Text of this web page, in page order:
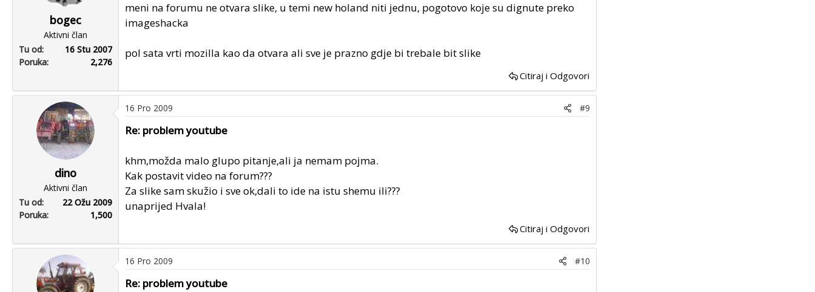
bogec
Aktivni član
Tu od
16 Stu 2007
Poruka
2,276
meni na forumu ne otvara slike, u temi new holand niti jednu, pogotovo koje su dignute preko
imageshacka
pol sata vrti mozilla kao da otvara ali sve je prazno gdje bi trebale bit slike
Citiraj i Odgovori
dino
Aktivni član
Tu od
22 Ožu 2009
Poruka
1,500
16 Pro 2009 #9
Re: problem youtube
khm,možda malo glupo pitanje,ali ja nemam pojma.
Kak postavit video na forum???
Za slike sam skužio i sve ok,dali to ide na istu shemu ili???
unaprijed Hvala!
Citiraj i Odgovori
16 Pro 2009 #10
Re: problem youtube